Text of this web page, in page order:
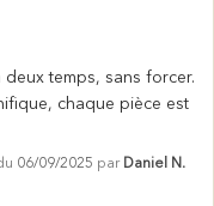
temps, sans forcer.
chaque pièce est
06/09/2025 par Daniel N.